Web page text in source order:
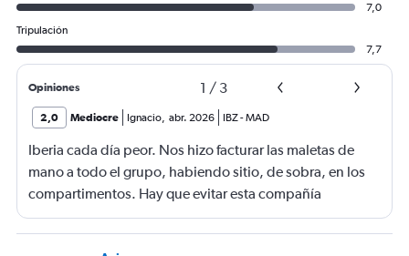
7,0
Tripulación
7,7
Opiniones 1 / 3
2,0 Mediocre Ignacio, abr. 2026 IBZ-MAD
Iberia cada día peor. Nos hizo facturar las maletas de
mano a todo el grupo, habiendo sitio, de sobra, en los
compartimentos. Hay que evitar esta compañía